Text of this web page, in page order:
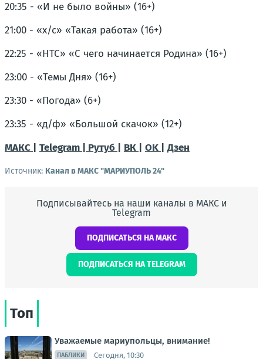
20:35 - «И не было войны» (16+)
21:00 - «х/с» «Такая работа» (16+)
22:25 - «НТС» «С чего начинается Родина» (16+)
23:00 - «Темы Дня» (16+)
23:30 - «Погода» (6+)
23:35 - «д/ф» «Большой скачок» (12+)
МАКС |
Telegram | Рутуб | ВК | OK | Дзен
Источник: Канал в МАКС "МАРИУПОЛЬ 24"
Подписывайтесь на наши каналы в МАКС и
Telegram
ПОДПИСАТЬСЯ НА МАКС
ПОДПИСАТЬСЯ НА TELEGRAM
Топ
Уважаемые мариупольцы, внимание!
ПАБЛИКИ Сегодня, 10:30